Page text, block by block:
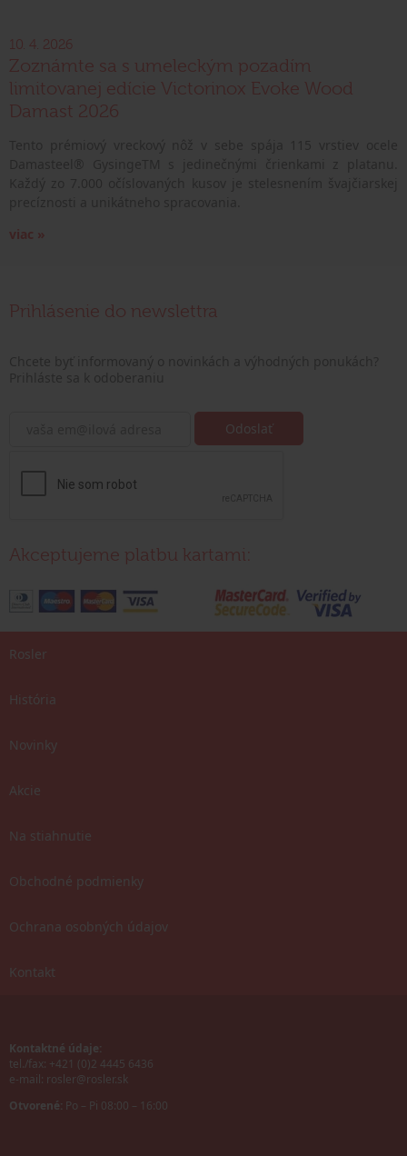
10. 4. 2026
Zoznámte sa s umeleckým pozadím
limitovanej edície Victorinox Evoke Wood
Damast 2026
viac »
Prihlásenie do newslettra
Akceptujeme platbu kartami:
Rosler
História
Novinky
Akcie
Na stiahnutie
Obchodné podmienky
Ochrana osobných údajov
Kontakt
Kontaktné údaje:
tel./fax: +421 (0)2 4445 6436
e-mail: rosler@rosler.sk
Otvorené: Po – Pi 08:00 – 16:00